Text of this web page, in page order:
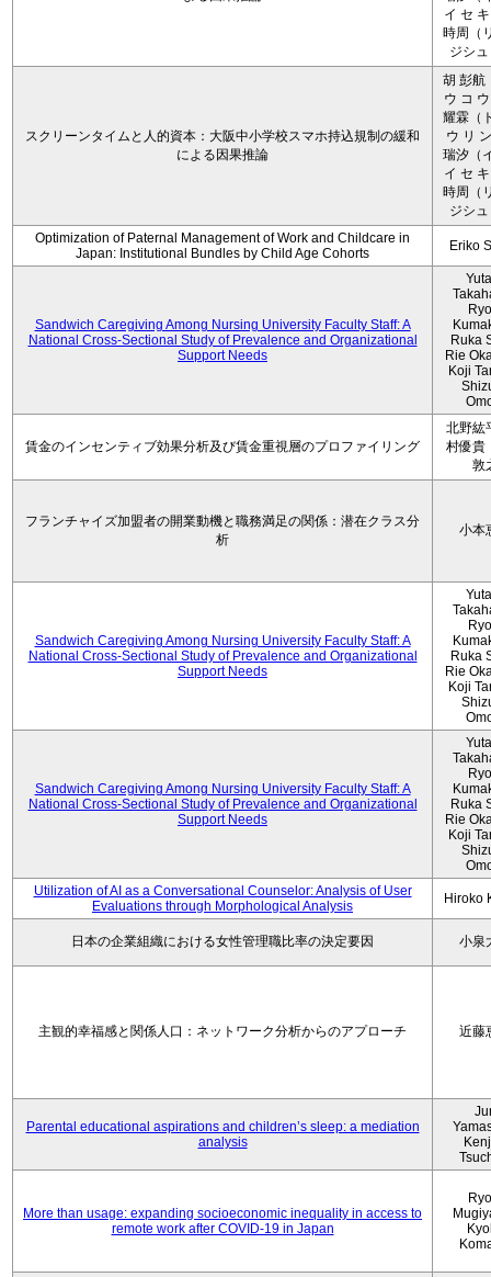
イ セ
時周（
ジシ
スクリーンタイムと人的資本：大阪中小学校スマホ持込規制の緩和
による因果推論
胡 彭航
ウ コ
耀霖（
ウ リ
瑞汐（
イ セ
時周（
ジシ
Optimization of Paternal Management of Work and Childcare in
Japan: Institutional Bundles by Child Age Cohorts
Eriko
Sandwich Caregiving Among Nursing University Faculty Staff: A
National Cross-Sectional Study of Prevalence and Organizational
Support Needs
Ruka
Rie
Koji
賃金のインセンティブ効果分析及び賃金重視層のプロファイリング
北野紘
村優貴
敦
フランチャイズ加盟者の開業動機と職務満足の関係：潜在クラス分
析
小本
Sandwich Caregiving Among Nursing University Faculty Staff: A
National Cross-Sectional Study of Prevalence and Organizational
Support Needs
Ruka
Rie
Koji
Sandwich Caregiving Among Nursing University Faculty Staff: A
National Cross-Sectional Study of Prevalence and Organizational
Support Needs
Ruka
Rie
Koji
Utilization of AI as a Conversational Counselor: Analysis of User
Evaluations through Morphological Analysis
Hiroko
日本の企業組織における女性管理職比率の決定要因 小泉
主観的幸福感と関係人口：ネットワーク分析からのアプローチ 近藤
Parental educational aspirations and children’s sleep: a mediation
analysis
More than usage: expanding socioeconomic inequality in access to
remote work after COVID-19 in Japan